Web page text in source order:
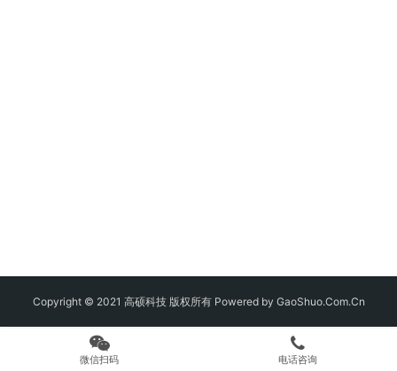
Copyright © 2021 高硕科技 版权所有 Powered by GaoShuo.Com.Cn
微信扫码 电话咨询